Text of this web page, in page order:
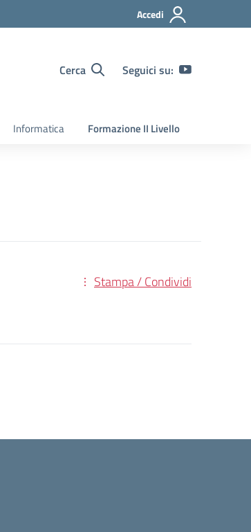
Accedi
Cerca Seguici su:
Informatica Formazione II Livello
Stampa / Condividi